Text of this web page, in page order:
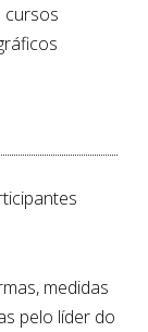
cursos
medidas
pelo líder do